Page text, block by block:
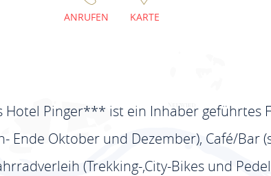
ANRUFEN KARTE
Hotel Pinger*** ist ein Inhaber
Ende Oktober und Dezember), Café/Bar
(Trekking-,City-Bikes und